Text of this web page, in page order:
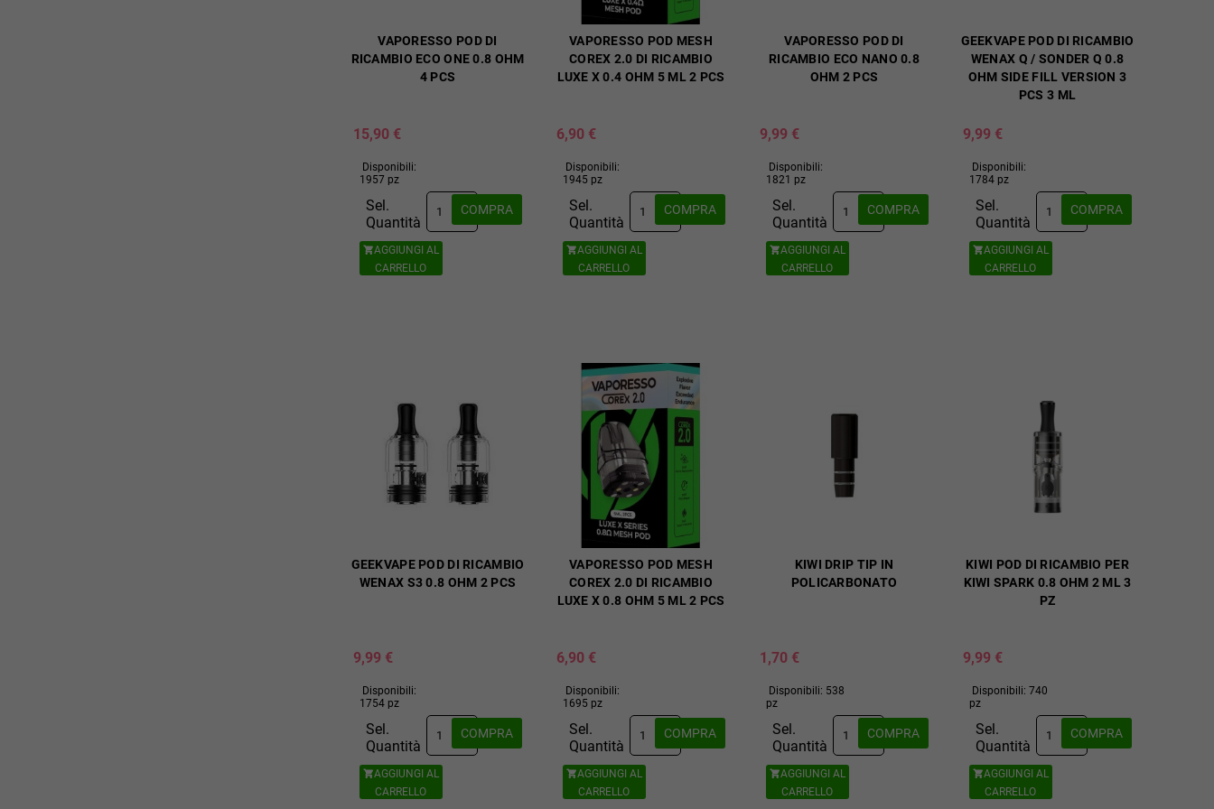
VAPORESSO POD DI
RICAMBIO ECO ONE 0.8 OHM
4 PCS
15,90 €
Disponibili:
1957 pz
Sel.
Quantità
AGGIUNGI AL
CARRELLO
COMPRA
VAPORESSO POD MESH
COREX 2.0 DI RICAMBIO
LUXE X 0.4 OHM 5 ML 2 PCS
6,90 €
Disponibili:
1945 pz
Sel.
Quantità
AGGIUNGI AL
CARRELLO
COMPRA
VAPORESSO POD DI
RICAMBIO ECO NANO 0.8
OHM 2 PCS
9,99 €
Disponibili:
1821 pz
Sel.
Quantità
AGGIUNGI AL
CARRELLO
COMPRA
GEEKVAPE POD DI RICAMBIO
WENAX Q / SONDER Q 0.8
OHM SIDE FILL VERSION 3
PCS 3 ML
9,99 €
Disponibili:
1784 pz
Sel.
Quantità
AGGIUNGI AL
CARRELLO
COMPRA
GEEKVAPE POD DI RICAMBIO
WENAX S3 0.8 OHM 2 PCS
9,99 €
Disponibili:
1754 pz
Sel.
Quantità
AGGIUNGI AL
CARRELLO
COMPRA
VAPORESSO POD MESH
COREX 2.0 DI RICAMBIO
LUXE X 0.8 OHM 5 ML 2 PCS
6,90 €
Disponibili:
1695 pz
Sel.
Quantità
AGGIUNGI AL
CARRELLO
COMPRA
KIWI DRIP TIP IN
POLICARBONATO
1,70 €
Disponibili: 538
pz
Sel.
Quantità
AGGIUNGI AL
CARRELLO
COMPRA
KIWI POD DI RICAMBIO PER
KIWI SPARK 0.8 OHM 2 ML 3
PZ
9,99 €
Disponibili: 740
pz
Sel.
Quantità
AGGIUNGI AL
CARRELLO
COMPRA